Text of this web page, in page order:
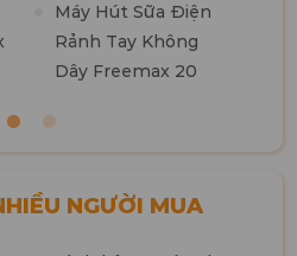
Máy Hút Sữa Điện
Rảnh Tay Không
Dây Freemax 20
NGƯỜI MUA